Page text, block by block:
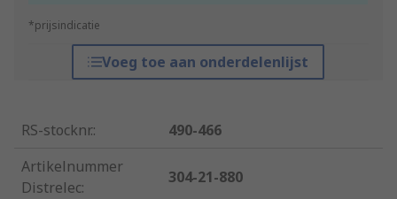
*prijsindicatie
Voeg toe aan onderdelenlijst
RS-stocknr.:
490-466
Artikelnummer
Distrelec:
304-21-880